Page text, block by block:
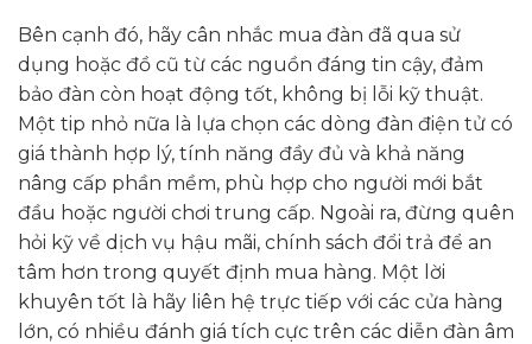
Bên cạnh đó, hãy cân nhắc mua đàn đã qua sử
dụng hoặc đồ cũ từ các nguồn đáng tin cậy, đảm
bảo đàn còn hoạt động tốt, không bị lỗi kỹ thuật.
Một tip nhỏ nữa là lựa chọn các dòng đàn điện tử có
giá thành hợp lý, tính năng đầy đủ và khả năng
nâng cấp phần mềm, phù hợp cho người mới bắt
đầu hoặc người chơi trung cấp. Ngoài ra, đừng quên
hỏi kỹ về dịch vụ hậu mãi, chính sách đổi trả để an
tâm hơn trong quyết định mua hàng. Một lời
khuyên tốt là hãy liên hệ trực tiếp với các cửa hàng
lớn, có nhiều đánh giá tích cực trên các diễn đàn âm